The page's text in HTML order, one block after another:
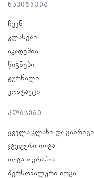
ნავიგაცია
ჩვენ
კლასები
აკადემია
წიგნები
ჟურნალი
კონტაქტი
კლასები
ყველა კლასი და განრიგი
ჯგუფური იოგა
იოგა თერაპია
პერსონალური იოგა